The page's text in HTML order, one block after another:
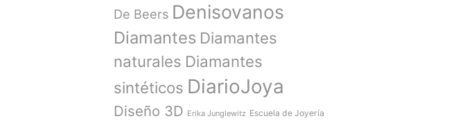
De Beers Denisovanos
Diamantes Diamantes
naturales Diamantes
sintéticos DiarioJoya
Diseño 3D Erika Junglewitz Escuela de Joyería